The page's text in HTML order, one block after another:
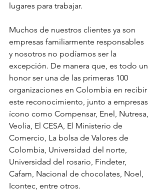
lugares para trabajar.
Muchos de nuestros clientes ya son
empresas familiarmente responsables
y nosotros no podíamos ser la
excepción. De manera que, es todo un
honor ser una de las primeras 100
organizaciones en Colombia en recibir
este reconocimiento, junto a empresas
ícono como Compensar, Enel, Nutresa,
Veolia, El CESA, El Ministerio de
Comercio, La bolsa de Valores de
Colombia, Universidad del norte,
Universidad del rosario, Findeter,
Cafam, Nacional de chocolates, Noel,
Icontec, entre otros.